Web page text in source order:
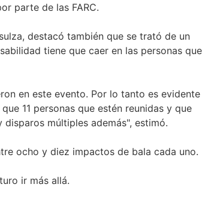
parte de las FARC.
destacó también que se trató de un
tiene que caer en las personas que
en este evento. Por lo tanto es evidente
11 personas que estén reunidas y que
múltiples además", estimó.
ocho y diez impactos de bala cada uno.
ir más allá.